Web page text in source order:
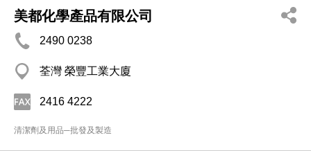
美都化學產品有限公司
2490 0238
荃灣 榮豐工業大廈
2416 4222
清潔劑及用品─批發及製造